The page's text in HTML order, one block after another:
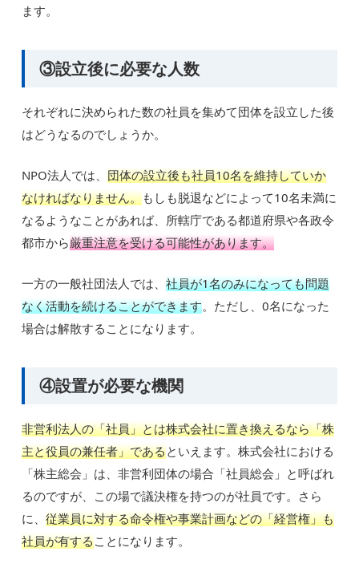
ます。
③設立後に必要な人数
それぞれに決められた数の社員を集めて団体を設立した後
はどうなるのでしょうか。
NPO法人では、団体の設立後も社員10名を維持していか
なければなりません。もしも脱退などによって10名未満に
なるようなことがあれば、所轄庁である都道府県や各政令
都市から厳重注意を受ける可能性があります。
一方の一般社団法人では、社員が1名のみになっても問題
なく活動を続けることができます。ただし、0名になった
場合は解散することになります。
④設置が必要な機関
非営利法人の「社員」とは株式会社に置き換えるなら「株
主と役員の兼任者」であるといえます。株式会社における
「株主総会」は、非営利団体の場合「社員総会」と呼ばれ
るのですが、この場で議決権を持つのが社員です。さら
に、従業員に対する命令権や事業計画などの「経営権」も
社員が有することになります。